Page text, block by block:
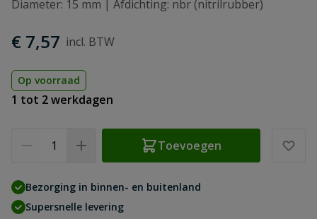
Diameter: 15 mm | Afdichting: nbr (nitrilrubber)
€ 7,57
Op voorraad
1 tot 2 werkdagen
Toevoegen
Bezorging in binnen- en buitenland
Supersnelle levering